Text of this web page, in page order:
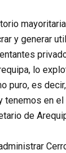
y generar
lo
puro, es
tenemos en
de